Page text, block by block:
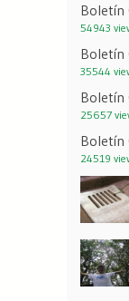
Boletín
54943
Boletín
35544
Boletín
25657
Boletín
24519